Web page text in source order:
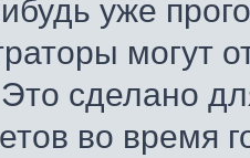
уже
могут
сделано
во время